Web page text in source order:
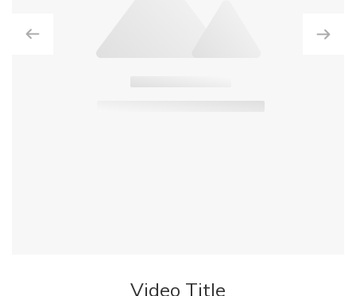
Video Title